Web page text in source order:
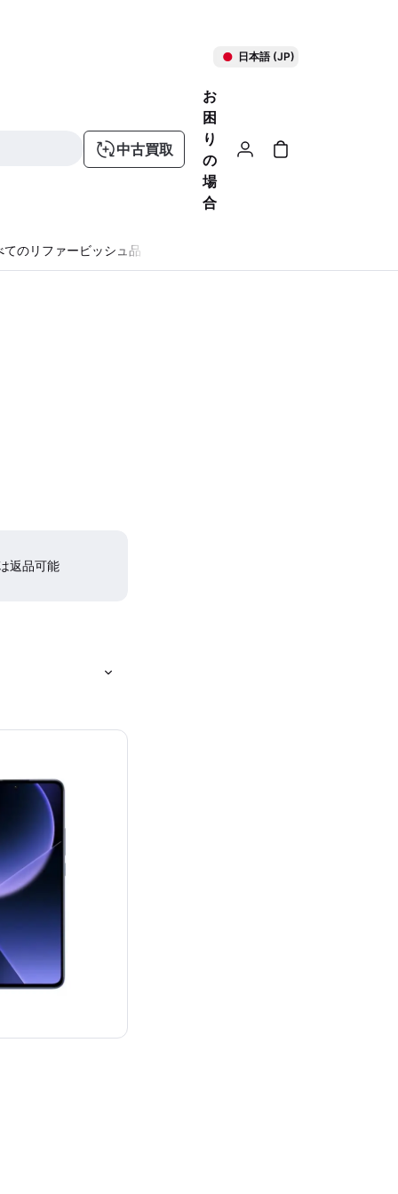
日本語 (JP)
中古買取
お
困
り
の
場
合
てのリファービッシュ品
返品可能